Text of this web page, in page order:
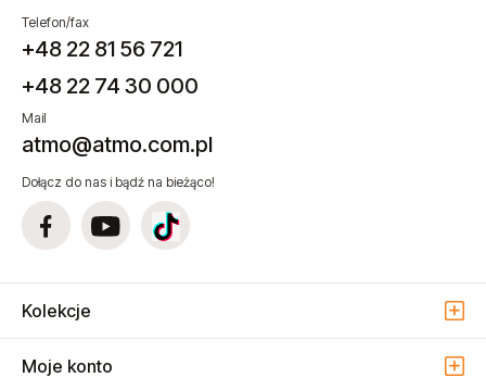
Telefon/fax
+48 22 81 56 721
+48 22 74 30 000
Mail
atmo@atmo.com.pl
Dołącz do nas i bądź na bieżąco!
Kolekcje
Moje konto